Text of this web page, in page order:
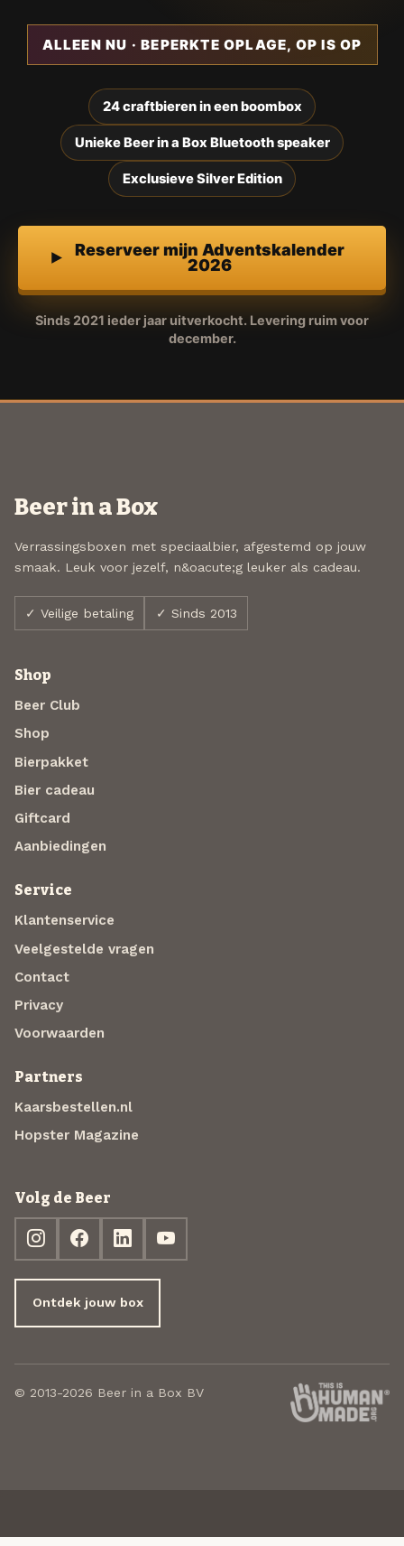
ALLEEN NU · BEPERKTE OPLAGE, OP IS OP
24 craftbieren in een boombox
Unieke Beer in a Box Bluetooth speaker
Exclusieve Silver Edition
Reserveer mijn Adventskalender
2026
Sinds 2021 ieder jaar uitverkocht. Levering ruim voor
december.
Beer in a Box
Verrassingsboxen met speciaalbier, afgestemd op jouw
smaak. Leuk voor jezelf, n&oacute;g leuker als cadeau.
✓ Veilige betaling ✓ Sinds 2013
Shop
Beer Club
Shop
Bierpakket
Bier cadeau
Giftcard
Aanbiedingen
Service
Klantenservice
Veelgestelde vragen
Contact
Privacy
Voorwaarden
Partners
Kaarsbestellen.nl
Hopster Magazine
Volg de Beer
Ontdek jouw box
© 2013-2026 Beer in a Box BV